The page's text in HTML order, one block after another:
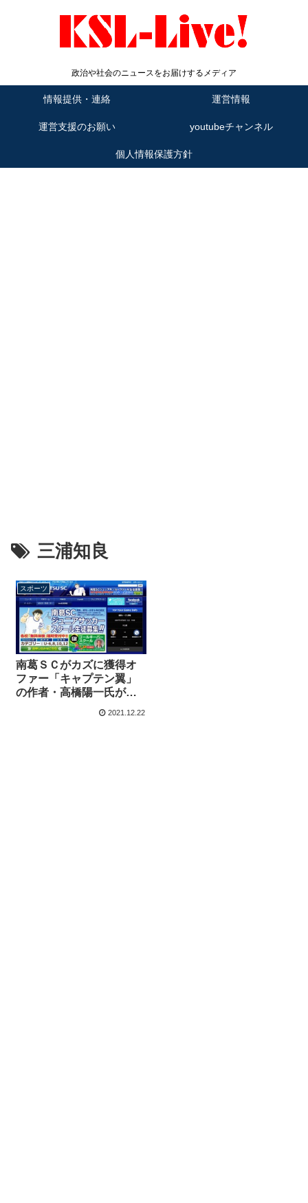
政治や社会のニュースをお届けするメディア
情報提供・連絡 運営情報
運営支援のお願い youtubeチャンネル
個人情報保護方針
三浦知良
スポーツ
南葛ＳＣがカズに獲得オ
ファー「キャプテン翼」
の作者・高橋陽一氏が直
2021.12.22